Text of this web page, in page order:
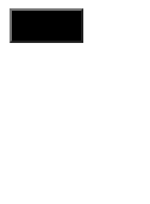
Cerrar